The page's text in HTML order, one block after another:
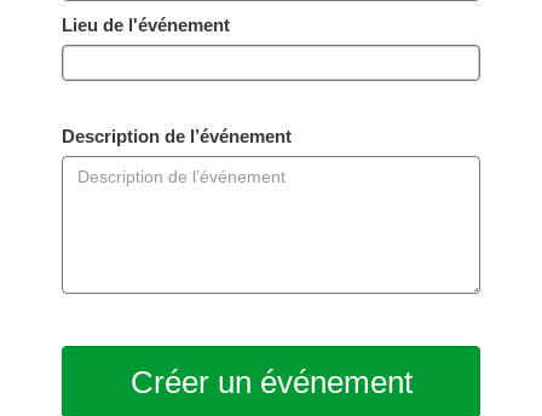
Lieu de l'événement
Description de l’événement
Créer un événement